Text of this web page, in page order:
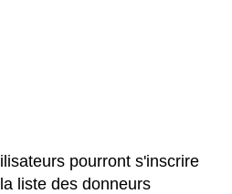
pourront s'inscrire
liste des donneurs